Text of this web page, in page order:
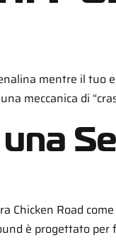
mentre il tuo
meccanica di
una
Chicken Road
è progettato